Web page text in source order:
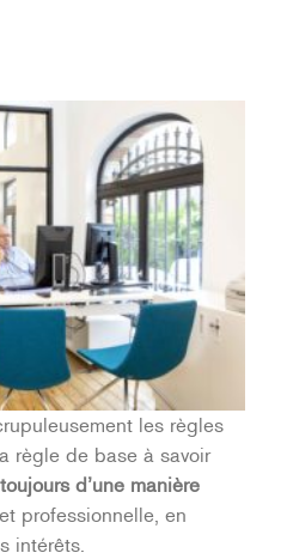
les règles
règle de base à savoir
d’une manière
professionnelle, en
intérêts.